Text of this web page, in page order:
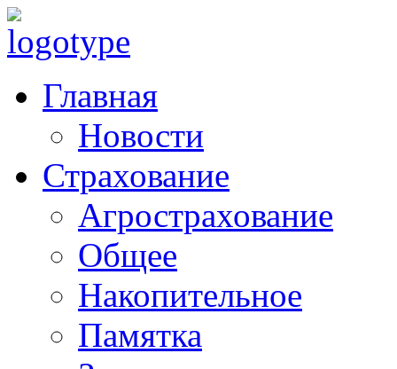
Главная
Новости
Страхование
Агрострахование
Общее
Накопительное
Памятка